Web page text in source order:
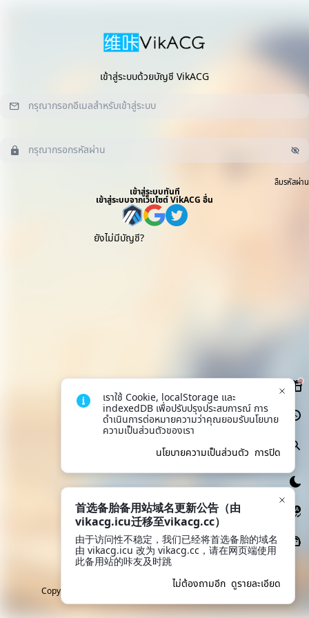
เข้าสู่ระบบด้วยบัญชี VikACG
ลืมรหัสผ่าน
เข้าสู่ระบบทันที
เข้าสู่ระบบจากเว็บไซต์ VikACG อื่น
ยังไม่มีบัญชี?
Copyright © 2018-2026 VikACG Pte. Ltd. All rights reserved.
เราใช้ Cookie, localStorage และ
indexedDB เพื่อปรับปรุงประสบการณ์ การ
ดำเนินการต่อหมายความว่าคุณยอมรับนโยบาย
ความเป็นส่วนตัวของเรา
นโยบายความเป็นส่วนตัว การปิด
首选备胎备用站域名更新公告（由
vikacg.icu迁移至vikacg.cc）
由于访问性不稳定，我们已经将首选备胎的域名
由 vikacg.icu 改为 vikacg.cc，请在网页端使用
此备用站的咔友及时跳
ไม่ต้องถามอีก ดูรายละเอียด